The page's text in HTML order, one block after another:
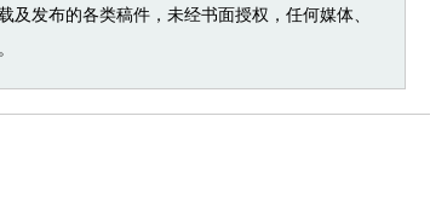
发布的各类稿件，未经书面授权，任何媒体、